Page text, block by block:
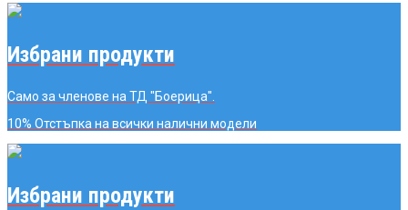
Избрани продукти
Само за членове на ТД "Боерица".
10% Отстъпка на всички налични модели
Избрани продукти